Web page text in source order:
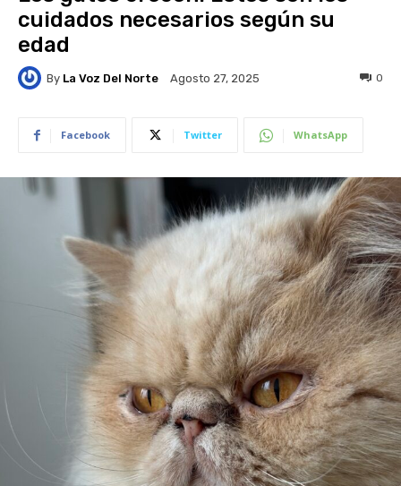
cuidados necesarios según su
edad
By La Voz Del Norte Agosto 27, 2025 0
Facebook Twitter WhatsApp